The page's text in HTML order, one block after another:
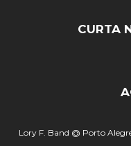
CURTA
Lory F. Band @ Porto